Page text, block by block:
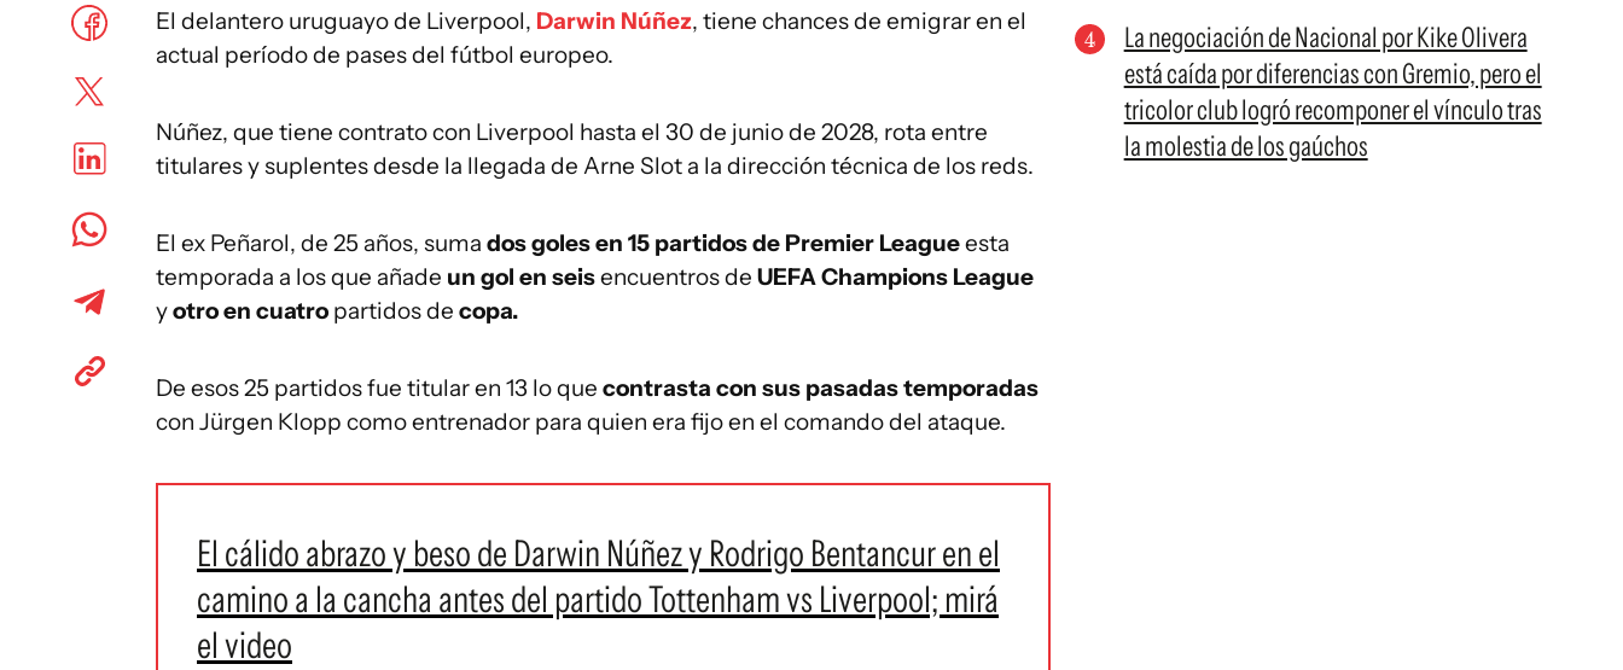
El delantero uruguayo de Liverpool, Darwin Núñez, tiene chances de emigrar en el
actual período de pases del fútbol europeo.
Núñez, que tiene contrato con Liverpool hasta el 30 de junio de 2028, rota entre
titulares y suplentes desde la llegada de Arne Slot a la dirección técnica de los reds.
El ex Peñarol, de 25 años, suma dos goles en 15 partidos de Premier Leagueesta
temporada a los que añade un gol en seisencuentros de UEFA Champions League
yotro en cuatro partidos de copa.
De esos 25 partidos fue titular en 13 lo que contrasta con sus pasadas temporadas
con Jürgen Klopp como entrenador para quien era fijo en el comando del ataque.
El cálido abrazo y beso de Darwin Núñez y Rodrigo Bentancur en el
camino a la cancha antes del partido Tottenham vs Liverpool; mirá
el video
La negociación de Nacional por Kike Olivera
está caída por diferencias con Gremio, pero el
tricolor club logró recomponer el vínculo tras
la molestia de los gaúchos